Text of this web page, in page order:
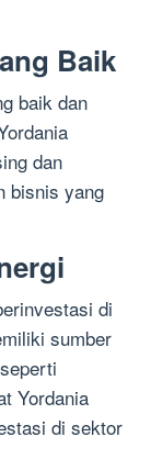
Baik
baik dan
dan
bisnis yang
di
sumber
Yordania
di sektor